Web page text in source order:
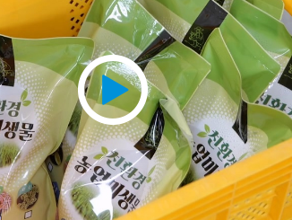
Play
Video